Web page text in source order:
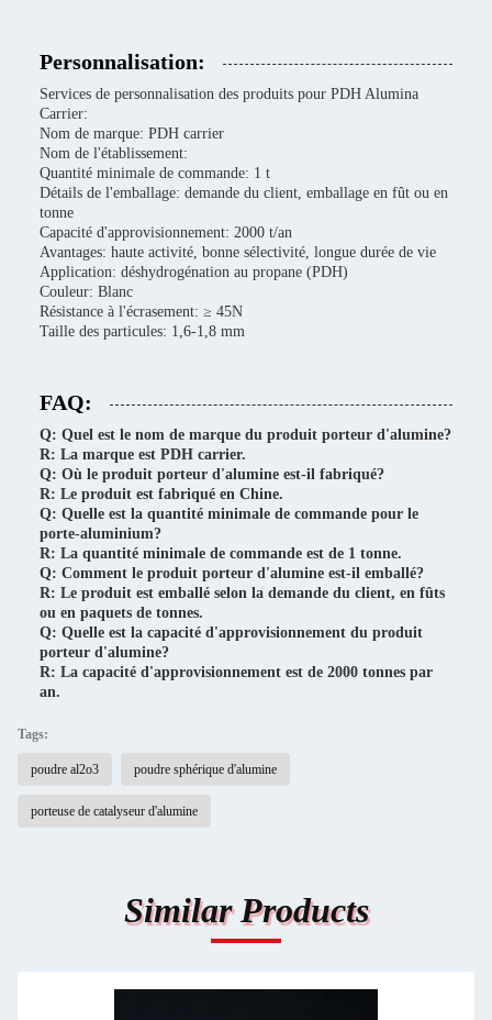
Personnalisation:
Services de personnalisation des produits pour PDH Alumina
Carrier:
Nom de marque: PDH carrier
Nom de l'établissement:
Quantité minimale de commande: 1 t
Détails de l'emballage: demande du client, emballage en fût ou en
tonne
Capacité d'approvisionnement: 2000 t/an
Avantages: haute activité, bonne sélectivité, longue durée de vie
Application: déshydrogénation au propane (PDH)
Couleur: Blanc
Résistance à l'écrasement: ≥ 45N
Taille des particules: 1,6-1,8 mm
FAQ:
Q: Quel est le nom de marque du produit porteur d'alumine?
R: La marque est PDH carrier.
Q: Où le produit porteur d'alumine est-il fabriqué?
R: Le produit est fabriqué en Chine.
Q: Quelle est la quantité minimale de commande pour le
porte-aluminium?
R: La quantité minimale de commande est de 1 tonne.
Q: Comment le produit porteur d'alumine est-il emballé?
R: Le produit est emballé selon la demande du client, en fûts
ou en paquets de tonnes.
Q: Quelle est la capacité d'approvisionnement du produit
porteur d'alumine?
R: La capacité d'approvisionnement est de 2000 tonnes par
an.
Tags:
poudre al2o3 poudre sphérique d'alumine
porteuse de catalyseur d'alumine
Similar Products